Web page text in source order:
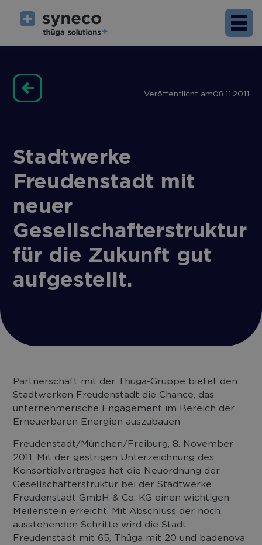
Veröffentlicht am08.11.2011
Stadtwerke
Freudenstadt mit
neuer
Gesellschafterstruktur
für die Zukunft gut
aufgestellt.
Partnerschaft mit der Thüga-Gruppe bietet den
Stadtwerken Freudenstadt die Chance, das
unternehmerische Engagement im Bereich der
Erneuerbaren Energien auszubauen
Freudenstadt/München/Freiburg, 8. November
2011: Mit der gestrigen Unterzeichnung des
Konsortialvertrages hat die Neuordnung der
Gesellschafterstruktur bei der Stadtwerke
Freudenstadt GmbH & Co. KG einen wichtigen
Meilenstein erreicht. Mit Abschluss der noch
ausstehenden Schritte wird die Stadt
Freudenstadt mit 65, Thüga mit 20 und badenova